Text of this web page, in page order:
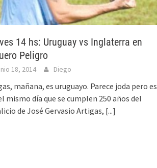
14 hs: Uruguay vs Inglaterra en
Peligro
18, 2014 Diego
mañana, es uruguayo. Parece joda pero es
mismo día que se cumplen 250 años del
de José Gervasio Artigas, [...]